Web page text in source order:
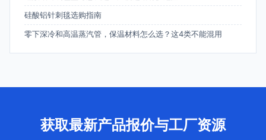
硅酸铝针刺毯选购指南
零下深冷和高温蒸汽管，保温材料怎么选？这4类不能混用
获取最新产品报价与工厂资源